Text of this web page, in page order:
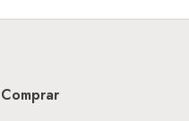
Comprar